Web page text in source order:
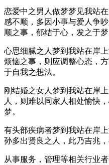
恋爱中之男人做梦梦见我站
感不顺，多因小事与爱人争
顺之事，郁结于心，发之于梦
心思细腻之人梦到我站在岸
烦恼之事，则应调整心态，
于自我之想法。
刚结婚之女人梦到我站在岸
人，则难以同家人相处愉快
梦。
有头部疾病者梦到我站在岸
孙多出贤良之人，此乃吉兆
从事服务，管理等相关行业